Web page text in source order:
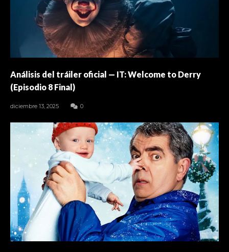
Análisis del tráiler oficial — IT: Welcome to Derry
(Episodio 8 Final)
diciembre 13, 2025 0